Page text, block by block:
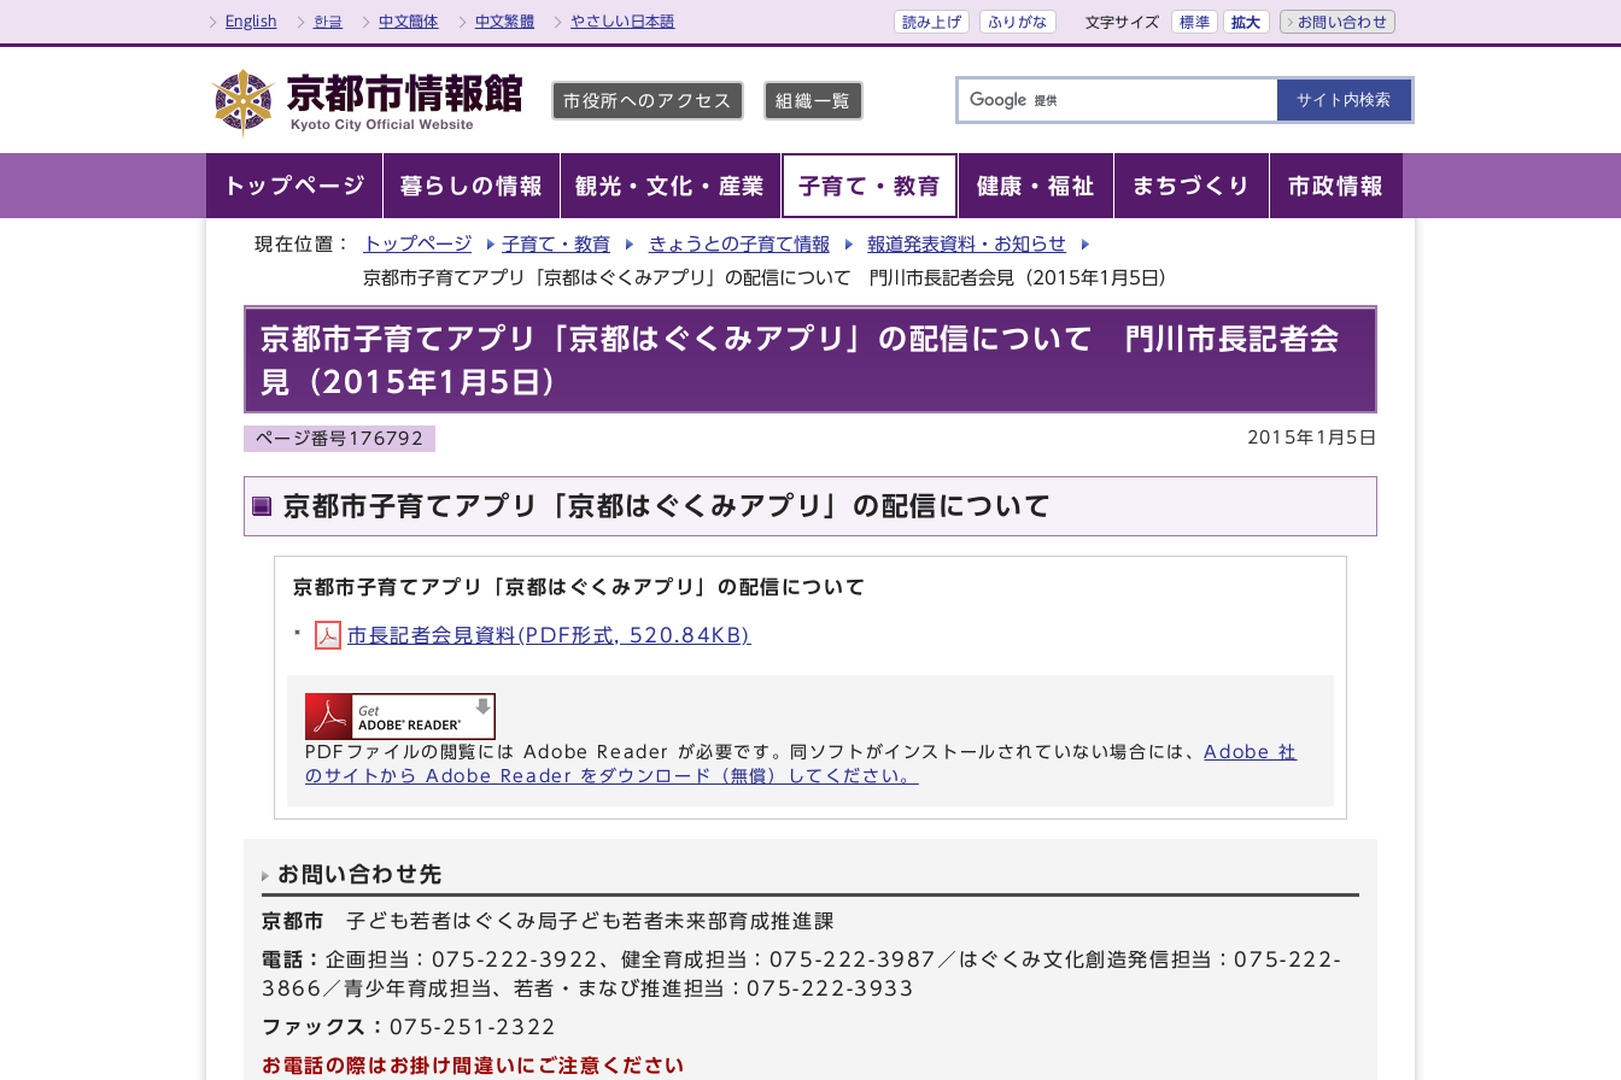
English 한글 中文簡体 中文繁體 やさしい日本語 読み上げ ふりがな 文字サイズ 標準 拡大 お問い合わせ
市役所へのアクセス 組織一覧
トップページ 暮らしの情報 観光・文化・産業 子育て・教育 健康・福祉 まちづくり 市政情報
現在位置： トップページ 子育て・教育 きょうとの子育て情報
報道発表資料・お知らせ
京都市子育てアプリ「京都はぐくみアプリ」の配信について 門川市長記者会見（2015年1月5日）
京都市子育てアプリ「京都はぐくみアプリ」の配信について 門川市長記者会
見（2015年1月5日）
ページ番号176792 2015年1月5日
京都市子育てアプリ「京都はぐくみアプリ」の配信について
京都市子育てアプリ「京都はぐくみアプリ」の配信について
市長記者会見資料(PDF形式, 520.84KB)
PDFファイルの閲覧には Adobe Reader が必要です。同ソフトがインストールされていない場合には、Adobe 社
のサイトから Adobe Reader をダウンロード（無償）してください。
お問い合わせ先
京都市子ども若者はぐくみ局子ども若者未来部育成推進課
電話： 企画担当：075-222-3922、健全育成担当：075-222-3987／はぐくみ文化創造発信担当：075-222-
3866／青少年育成担当、若者・まなび推進担当：075-222-3933
ファックス： 075-251-2322
お電話の際はお掛け間違いにご注意ください